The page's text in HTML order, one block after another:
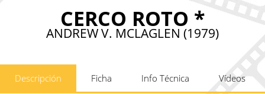
CERCO ROTO *
ANDREW V. MCLAGLEN (1979)
Descripción Ficha Info Técnica Vídeos